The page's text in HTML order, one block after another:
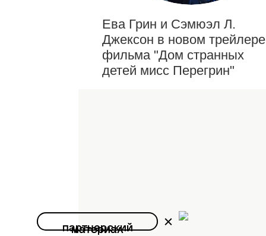
Ева Грин и Сэмюэл Л.
Джексон в новом трейлере
фильма "Дом странных
детей мисс Перегрин"
партнерский
материал